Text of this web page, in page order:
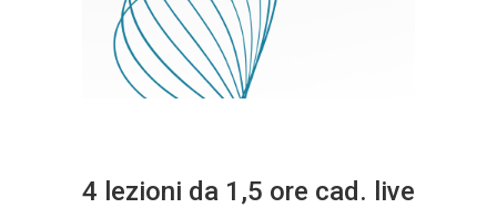
4 lezioni da 1,5 ore cad. live